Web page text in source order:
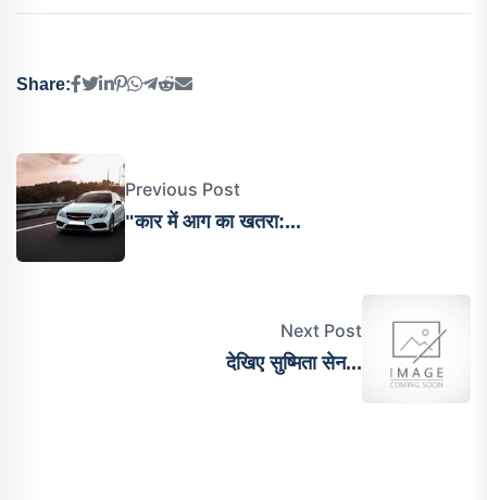
Share:
Previous Post
"कार में आग का खतरा:...
Next Post
देख‍िए सुष्मिता सेन...